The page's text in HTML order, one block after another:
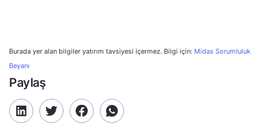
Burada yer alan bilgiler yatırım tavsiyesi içermez. Bilgi için: Midas Sorumluluk
Beyanı
Paylaş